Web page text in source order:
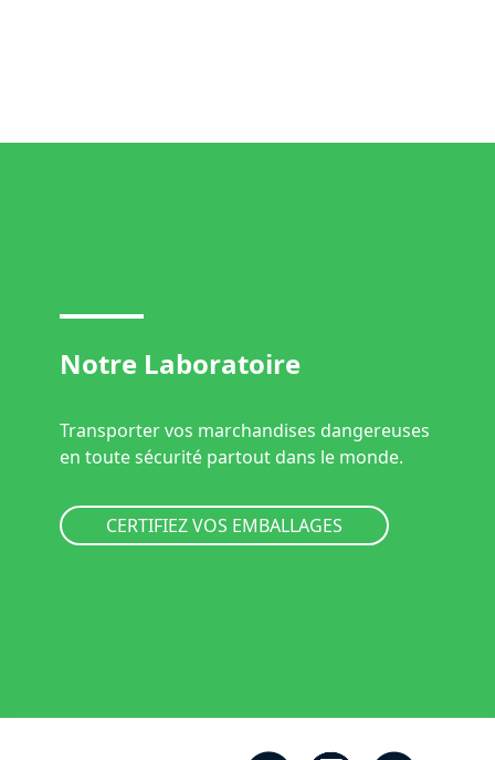
Notre Laboratoire
Transporter vos marchandises dangereuses
en toute sécurité partout dans le monde.
CERTIFIEZ VOS EMBALLAGES